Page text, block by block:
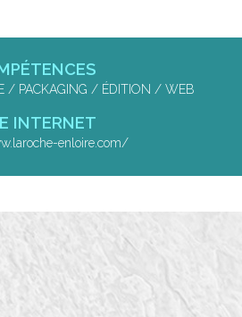
/ PACKAGING / ÉDITION / WEB
INTERNET
enloire.com/